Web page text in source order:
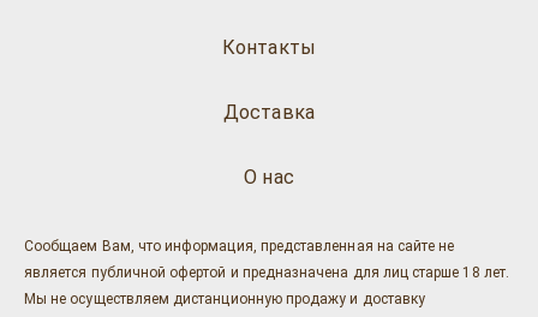
О нас
Доставка
Контакты
Сообщаем Вам, что информация, представленная на сайте не
является публичной офертой и предназначена для лиц старше 18 лет.
Мы не осуществляем дистанционную продажу и доставку